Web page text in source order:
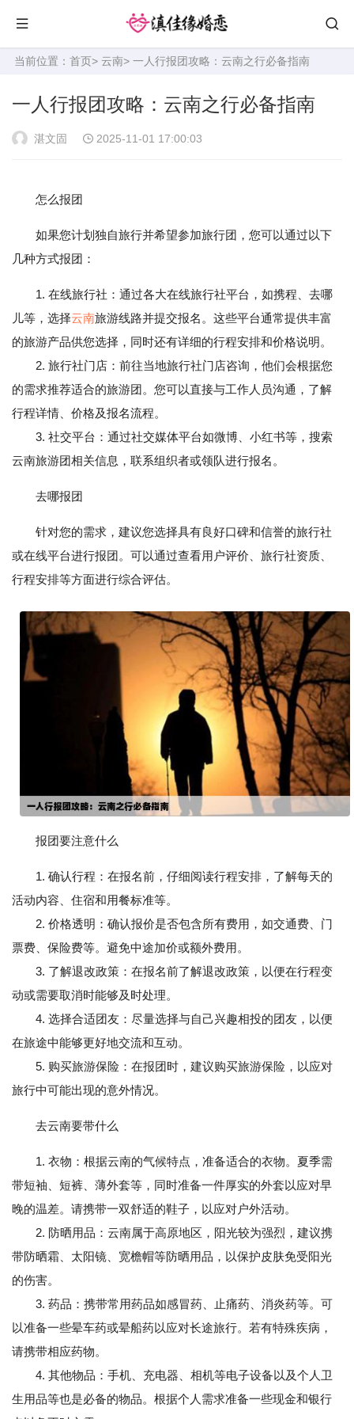
当前位置： 首页> 云南> 一人行报团攻略：云南之行必备指南
一人行报团攻略：云南之行必备指南
湛文固 2025-11-01 17:00:03
怎么报团
如果您计划独自旅行并希望参加旅行团，您可以通过以下
几种方式报团：
1. 在线旅行社：通过各大在线旅行社平台，如携程、去哪
儿等，选择云南旅游线路并提交报名。这些平台通常提供丰富
的旅游产品供您选择，同时还有详细的行程安排和价格说明。
2. 旅行社门店：前往当地旅行社门店咨询，他们会根据您
的需求推荐适合的旅游团。您可以直接与工作人员沟通，了解
行程详情、价格及报名流程。
3. 社交平台：通过社交媒体平台如微博、小红书等，搜索
云南旅游团相关信息，联系组织者或领队进行报名。
去哪报团
针对您的需求，建议您选择具有良好口碑和信誉的旅行社
或在线平台进行报团。可以通过查看用户评价、旅行社资质、
行程安排等方面进行综合评估。
报团要注意什么
1. 确认行程：在报名前，仔细阅读行程安排，了解每天的
活动内容、住宿和用餐标准等。
2. 价格透明：确认报价是否包含所有费用，如交通费、门
票费、保险费等。避免中途加价或额外费用。
3. 了解退改政策：在报名前了解退改政策，以便在行程变
动或需要取消时能够及时处理。
4. 选择合适团友：尽量选择与自己兴趣相投的团友，以便
在旅途中能够更好地交流和互动。
5. 购买旅游保险：在报团时，建议购买旅游保险，以应对
旅行中可能出现的意外情况。
去云南要带什么
1. 衣物：根据云南的气候特点，准备适合的衣物。夏季需
带短袖、短裤、薄外套等，同时准备一件厚实的外套以应对早
晚的温差。请携带一双舒适的鞋子，以应对户外活动。
2. 防晒用品：云南属于高原地区，阳光较为强烈，建议携
带防晒霜、太阳镜、宽檐帽等防晒用品，以保护皮肤免受阳光
的伤害。
3. 药品：携带常用药品如感冒药、止痛药、消炎药等。可
以准备一些晕车药或晕船药以应对长途旅行。若有特殊疾病，
请携带相应药物。
4. 其他物品：手机、充电器、相机等电子设备以及个人卫
生用品等也是必备的物品。根据个人需求准备一些现金和银行